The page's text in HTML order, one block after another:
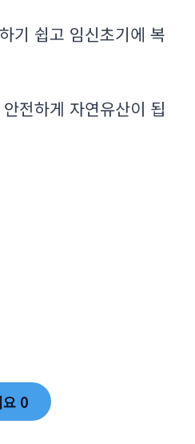
기 쉽고 임신초기에 복
전하게 자연유산이 됩
0